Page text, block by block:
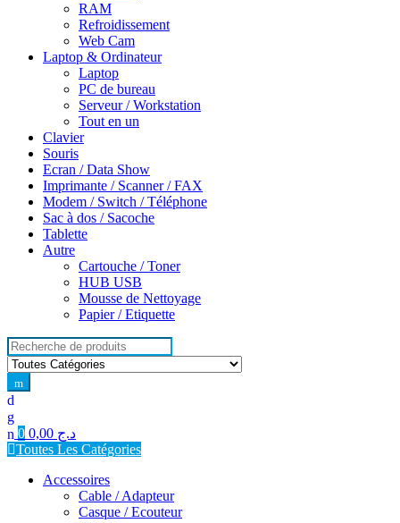
RAM
Refroidissement
Web Cam
Laptop & Ordinateur
Laptop
PC de bureau
Serveur / Workstation
Tout en un
Clavier
Souris
Ecran / Data Show
Imprimante / Scanner / FAX
Modem / Switch / Téléphone
Sac à dos / Sacoche
Tablette
Autre
Cartouche / Toner
HUB USB
Mousse de Nettoyage
Papier / Etiquette
Search
for:
0 د.ج
Toutes Les Catégories
Accessoires
Cable / Adapteur
Casque / Ecouteur